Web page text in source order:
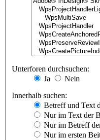
Unterforen durchsuchen:
Ja
Nein
Innerhalb suchen:
Betreff und Text
Nur im Text der
Nur im Betreff
Nur im ersten